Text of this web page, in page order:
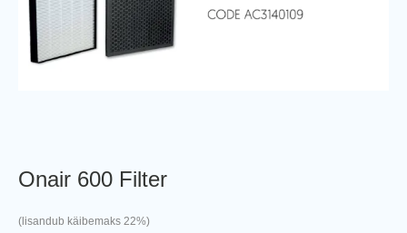
Onair 600 Filter
(lisandub käibemaks 22%)